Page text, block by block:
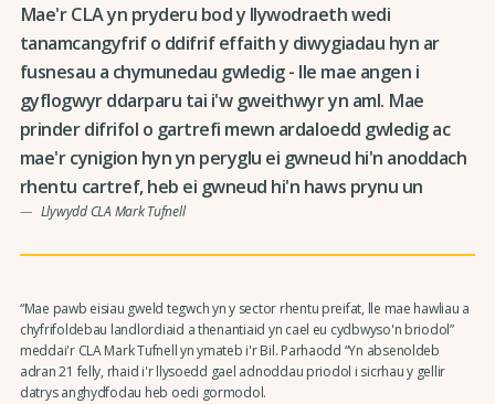
Mae'r CLA yn pryderu bod y llywodraeth wedi
tanamcangyfrif o ddifrif effaith y diwygiadau hyn ar
fusnesau a chymunedau gwledig - lle mae angen i
gyflogwyr ddarparu tai i'w gweithwyr yn aml. Mae
prinder difrifol o gartrefi mewn ardaloedd gwledig ac
mae'r cynigion hyn yn peryglu ei gwneud hi'n anoddach
rhentu cartref, heb ei gwneud hi'n haws prynu un
Llywydd CLA Mark Tufnell
“Mae pawb eisiau gweld tegwch yn y sector rhentu preifat, lle mae hawliau a
chyfrifoldebau landlordiaid a thenantiaid yn cael eu cydbwyso'n briodol”
meddai'r CLA Mark Tufnell yn ymateb i'r Bil. Parhaodd “Yn absenoldeb
adran 21 felly, rhaid i'r llysoedd gael adnoddau priodol i sicrhau y gellir
datrys anghydfodau heb oedi gormodol.